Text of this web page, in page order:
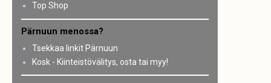
Top Shop
Pärnuun menossa?
Tsekkaa linkit Pärnuun
Kosk - Kiinteistövälitys, osta tai myy!